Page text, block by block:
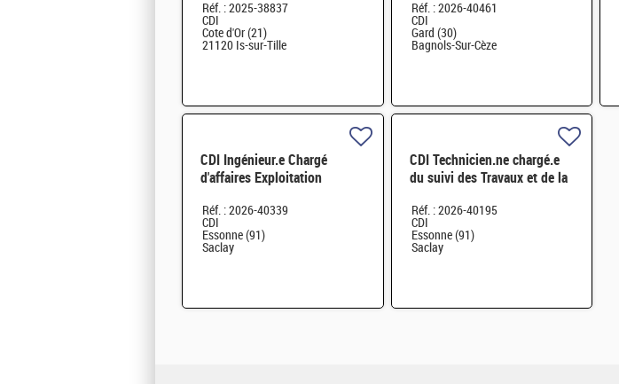
Réf. : 2025-38837
CDI
Cote d'Or (21)
21120 Is-sur-Tille
Réf. : 2026-40461
CDI
Gard (30)
Bagnols-Sur-Cèze
CDI Ingénieur.e Chargé
d'affaires Exploitation
Réf. : 2026-40339
CDI
Essonne (91)
Saclay
CDI Technicien.ne chargé.e
du suivi des Travaux et de la
Réf. : 2026-40195
CDI
Essonne (91)
Saclay